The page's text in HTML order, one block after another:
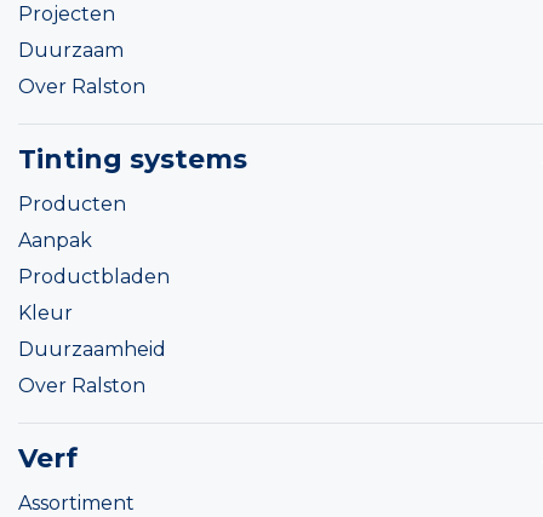
Projecten
Duurzaam
Over Ralston
Tinting systems
Producten
Aanpak
Productbladen
Kleur
Duurzaamheid
Over Ralston
Verf
Assortiment